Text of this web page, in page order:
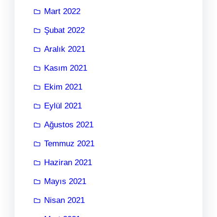
Mart 2022
Şubat 2022
Aralık 2021
Kasım 2021
Ekim 2021
Eylül 2021
Ağustos 2021
Temmuz 2021
Haziran 2021
Mayıs 2021
Nisan 2021